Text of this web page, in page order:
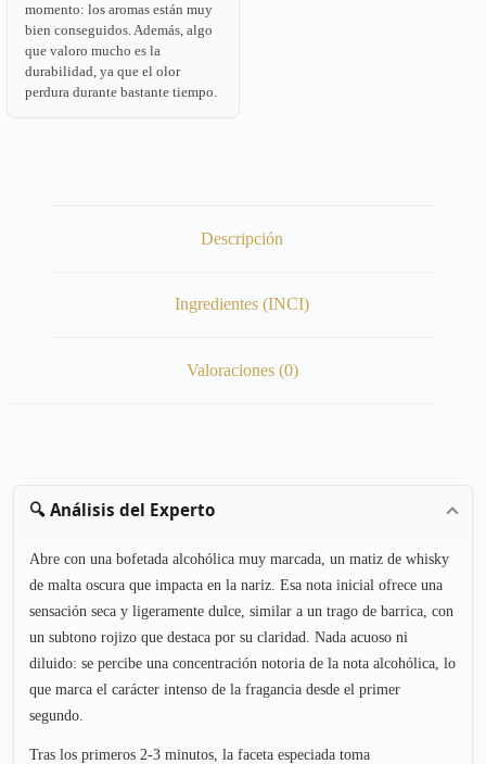
momento: los aromas están muy
bien conseguidos. Además, algo
que valoro mucho es la
durabilidad, ya que el olor
perdura durante bastante tiempo.
Descripción
Ingredientes (INCI)
Valoraciones (0)
🔍 Análisis del Experto
Abre con una bofetada alcohólica muy marcada, un matiz de whisky
de malta oscura que impacta en la nariz. Esa nota inicial ofrece una
sensación seca y ligeramente dulce, similar a un trago de barrica, con
un subtono rojizo que destaca por su claridad. Nada acuoso ni
diluido: se percibe una concentración notoria de la nota alcohólica, lo
que marca el carácter intenso de la fragancia desde el primer
segundo.
Tras los primeros 2-3 minutos, la faceta especiada toma